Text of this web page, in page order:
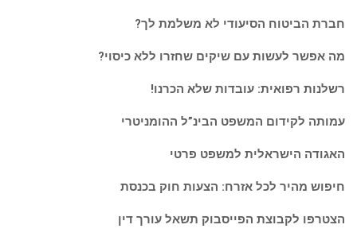
חברת הביטוח הסיעודי לא משלמת לך?
מה אפשר לעשות עם שיקים שחזרו ללא כיסוי?
רשלנות רפואית: עובדות שלא הכרנו!
עמותה לקידום המשפט הבינ”ל ההומניטרי
האגודה הישראלית למשפט פרטי
חיפוש מהיר לכל אזרח: הצעות חוק בכנסת
הצטרפו לקבוצת הפייסבוק תשאל עורך דין